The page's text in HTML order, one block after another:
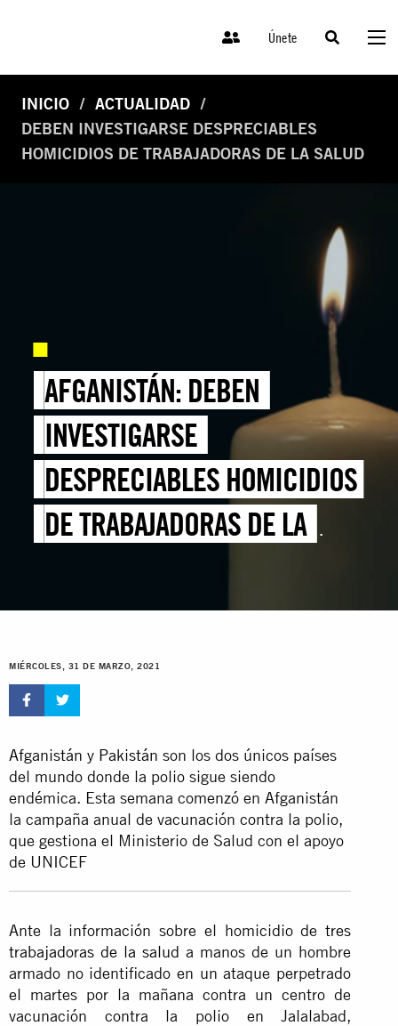
Únete
INICIO
ACTUALIDAD
DEBEN INVESTIGARSE DESPRECIABLES
HOMICIDIOS DE TRABAJADORAS DE LA SALUD
AFGANISTÁN: DEBEN
INVESTIGARSE
DESPRECIABLES HOMICIDIOS
DE TRABAJADORAS DE LA
CONTRA LA POLIO
MIÉRCOLES, 31 DE MARZO, 2021
Afganistán y Pakistán son los dos únicos países
del mundo donde la polio sigue siendo
endémica. Esta semana comenzó en Afganistán
la campaña anual de vacunación contra la polio,
que gestiona el Ministerio de Salud con el apoyo
de UNICEF
Ante la información sobre el homicidio detres
trabajadoras de la salud a manos de un hombre
armado no identificado en un ataque perpetrado
el martes por la mañana contra un centro de
vacunación contra la polio en Jalalabad,